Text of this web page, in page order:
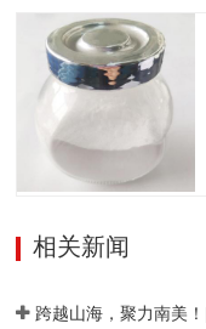
相关新闻